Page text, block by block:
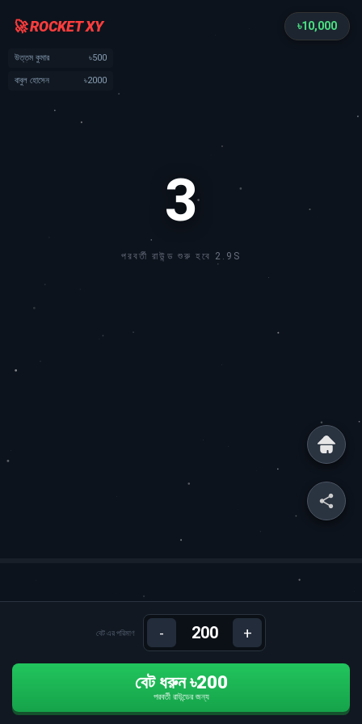
🚀 ROCKET XY ৳10,000
উত্তম কুমার ৳500
বাবুল হোসেন ৳2000
3
পরবর্তী রাউন্ড শুরু হবে 2.8S
বেট এর পরিমাণ - +
বেট ধরুন ৳200
পরবর্তী রাউন্ডের জন্য